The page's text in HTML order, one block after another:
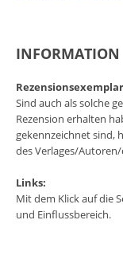
INFORMATION
Sind auch als solche
Rezension erhalten
gekennzeichnet sind,
des Verlages/
Links:
Mit dem Klick auf die
und Einflussbereich.